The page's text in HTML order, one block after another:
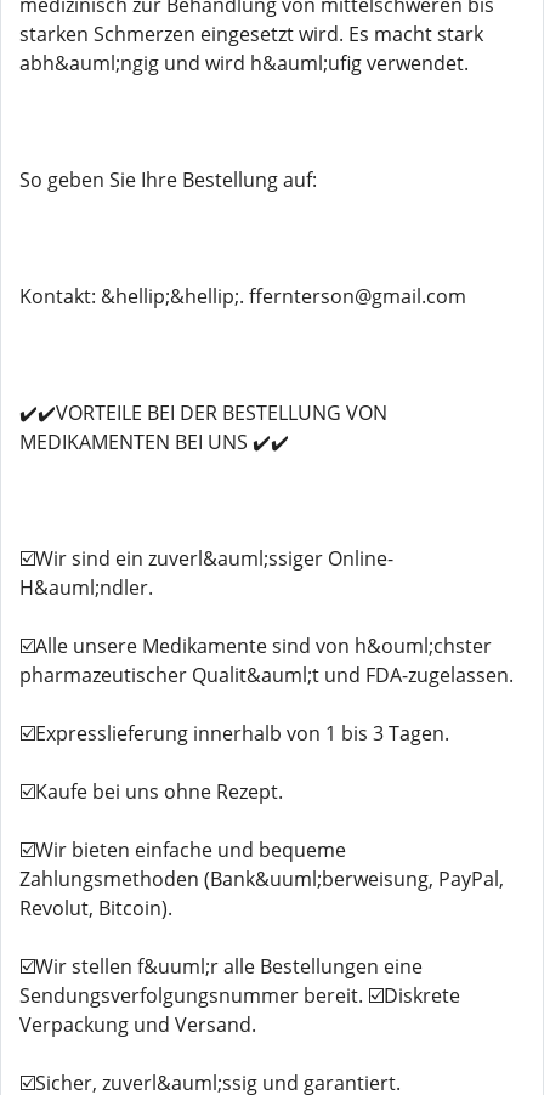
starken Schmerzen eingesetzt wird. Es macht stark
abh&auml;ngig und wird h&auml;ufig verwendet.
So geben Sie Ihre Bestellung auf:
Kontakt: &hellip;&hellip;. ffernterson@gmail.com
✔️✔️VORTEILE BEI DER BESTELLUNG VON
MEDIKAMENTEN BEI UNS ✔️✔️
☑️Wir sind ein zuverl&auml;ssiger Online-
H&auml;ndler.
☑️Alle unsere Medikamente sind von h&ouml;chster
pharmazeutischer Qualit&auml;t und FDA-zugelassen.
☑️Expresslieferung innerhalb von 1 bis 3 Tagen.
☑️Kaufe bei uns ohne Rezept.
☑️Wir bieten einfache und bequeme
Zahlungsmethoden (Bank&uuml;berweisung, PayPal,
Revolut, Bitcoin).
☑️Wir stellen f&uuml;r alle Bestellungen eine
Sendungsverfolgungsnummer bereit. ☑️Diskrete
Verpackung und Versand.
☑️Sicher, zuverl&auml;ssig und garantiert.